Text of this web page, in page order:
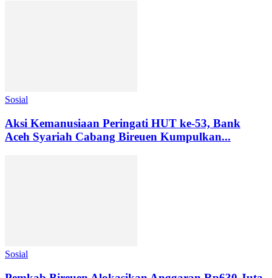
Sosial
Aksi Kemanusiaan Peringati HUT ke-53, Bank
Aceh Syariah Cabang Bireuen Kumpulkan...
Sosial